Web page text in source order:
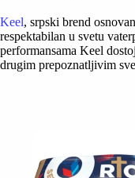
Keel, srpski brend
respektabilan u svetu
performansama Keel
drugim prepoznatljivim